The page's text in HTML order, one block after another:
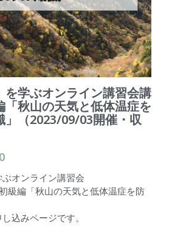
を学ぶオンライン講習会講
「秋山の天気と低体温症を
」（2023/09/03開催・収
ぶオンライン講習会
級編「秋山の天気と低体温症を防
込みページです。